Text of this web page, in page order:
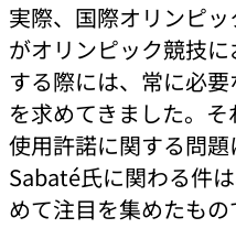
実際、国際オリンピ
がオリンピック競技
する際には、常に必
を求めてきました。
使用許諾に関する問
Sabaté氏に関わる件
めて注目を集めたもの